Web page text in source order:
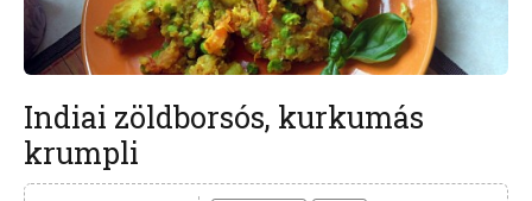
Indiai zöldborsós, kurkumás
krumpli